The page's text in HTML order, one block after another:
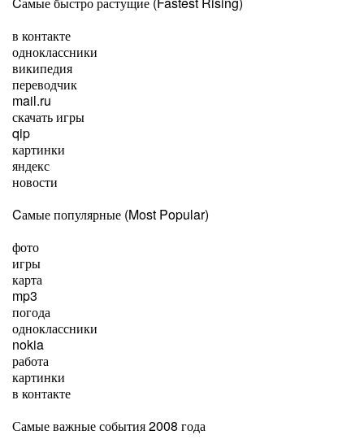
в контакте
одноклассники
википедия
переводчик
mail.ru
скачать игры
qip
картинки
яндекс
новости
Cамые популярные (Most Popular)
фото
игры
карта
mp3
погода
одноклассники
nokia
работа
картинки
в контакте
Самые важные события 2008 года